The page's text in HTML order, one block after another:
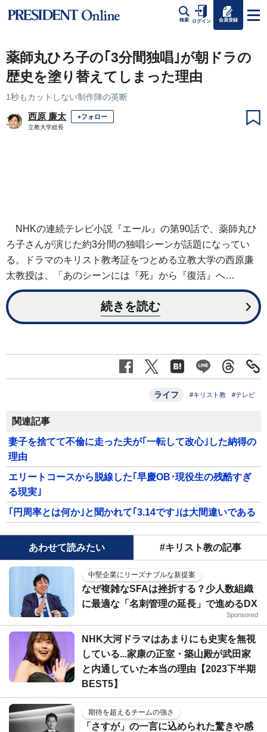
検索 ログイン 会員登録
薬師丸ひろ子の｢3分間独唱｣が朝ドラの
歴史を塗り替えてしまった理由
1秒もカットしない制作陣の英断
西原 廉太 +フォロー
立教大学総長
NHKの連続テレビ小説『エール』の第90話で、薬師丸ひ
ろ子さんが演じた約3分間の独唱シーンが話題になってい
る。ドラマのキリスト教考証をつとめる立教大学の西原廉
太教授は、「あのシーンには『死』から『復活』へ…
続きを読む
ライフ #キリスト教 #テレビ
関連記事
妻子を捨てて不倫に走った夫が｢一転して改心｣した納得の
理由
エリートコースから脱線した｢早慶OB･現役生の残酷すぎ
る現実｣
｢円周率とは何か｣と聞かれて｢3.14です｣は大間違いである
あわせて読みたい #キリスト教の記事
中堅企業にリーズナブルな新提案
なぜ複雑なSFAは挫折する？少人数組織
に最適な「名刺管理の延長」で進めるDX
Sponsored
NHK大河ドラマはあまりにも史実を無視
している...家康の正室・築山殿が武田家
と内通していた本当の理由【2023下半期
BEST5】
期待を超えるチームの強さ
「さすが」の一言に込められた驚きや感